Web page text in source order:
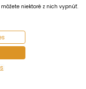
niektoré z nich vypnúť.
údajov